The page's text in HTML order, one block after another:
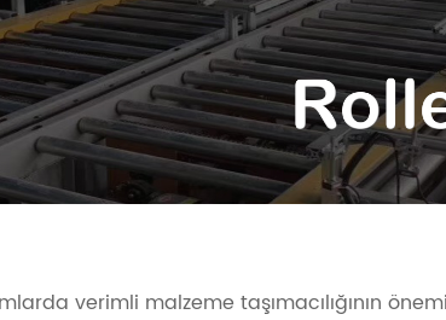
verimli malzeme taşımacılığının